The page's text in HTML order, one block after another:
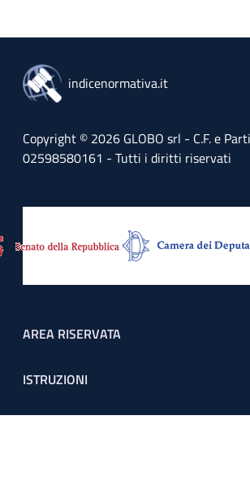
indicenormativa.it
Copyright © 2026 GLOBO srl - C.F. e
02598580161 - Tutti i diritti riservati
Footer menu
AREA RISERVATA
ISTRUZIONI